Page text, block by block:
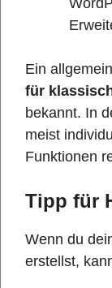
Ein
für
bekannt. In
meist
Funktionen
Tipp für
Wenn du
erstellst,